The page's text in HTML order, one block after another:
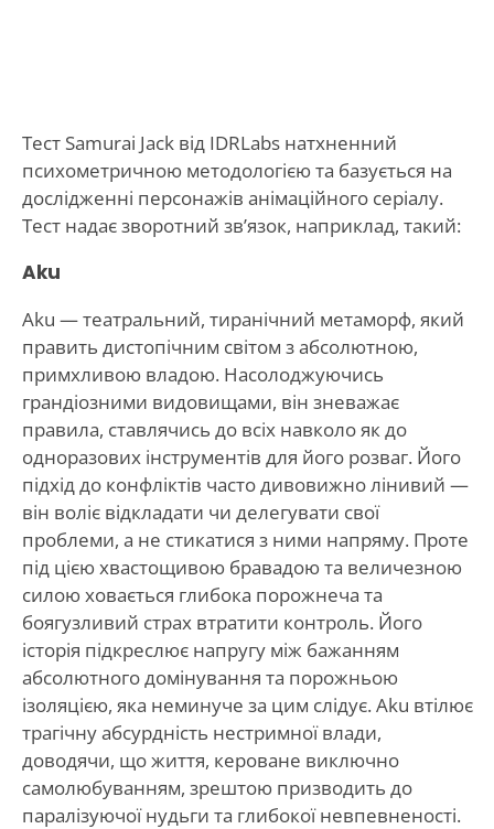
Тест Samurai Jack від IDRLabs натхненний
психометричною методологією та базується на
дослідженні персонажів анімаційного серіалу.
Тест надає зворотний зв’язок, наприклад, такий:
Aku
Aku — театральний, тиранічний метаморф, який
править дистопічним світом з абсолютною,
примхливою владою. Насолоджуючись
грандіозними видовищами, він зневажає
правила, ставлячись до всіх навколо як до
одноразових інструментів для його розваг. Його
підхід до конфліктів часто дивовижно лінивий —
він воліє відкладати чи делегувати свої
проблеми, а не стикатися з ними напряму. Проте
під цією хвастощивою бравадою та величезною
силою ховається глибока порожнеча та
боягузливий страх втратити контроль. Його
історія підкреслює напругу між бажанням
абсолютного домінування та порожньою
ізоляцією, яка неминуче за цим слідує. Aku втілює
трагічну абсурдність нестримної влади,
доводячи, що життя, кероване виключно
самолюбуванням, зрештою призводить до
паралізуючої нудьги та глибокої невпевненості.